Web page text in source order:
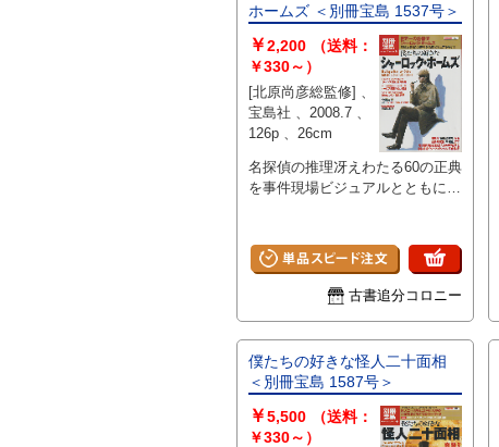
ホームズ ＜別冊宝島 1537号＞
￥2,200
（送料：
￥330～）
[北原尚彦総監修] 、
宝島社 、2008.7 、
126p 、26cm
名探偵の推理冴えわたる60の正典
を事件現場ビジュアルとともに完
古書追分コロニー
僕たちの好きな怪人二十面相
＜別冊宝島 1587号＞
￥5,500
（送料：
￥330～）